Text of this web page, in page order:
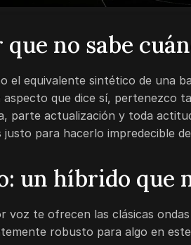
no sabe
el equivalente sintético de una
aspecto que dice sí, pertenezco
parte actualización y toda
para hacerlo impredecible
un híbrido que
voz te ofrecen las clásicas
robusto para algo en